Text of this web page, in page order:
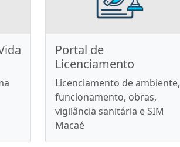
Portal de
Licenciamento
Licenciamento de ambiente,
funcionamento, obras,
vigilância sanitária e SIM
Macaé